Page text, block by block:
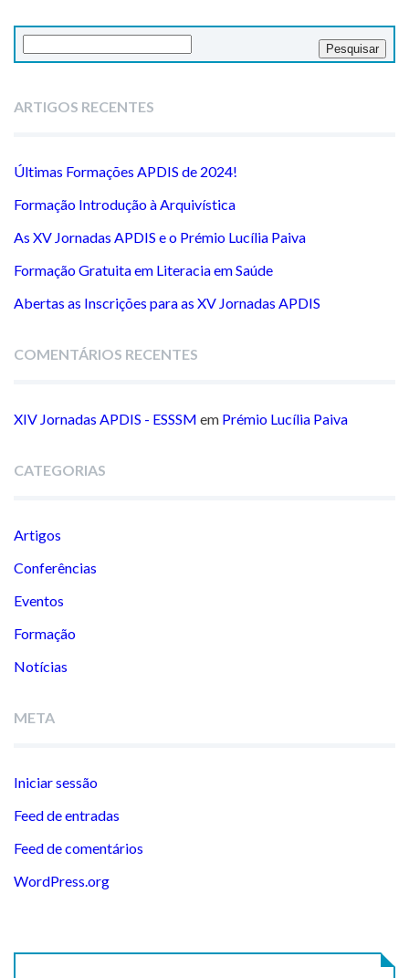
Pesquisar
por:
ARTIGOS RECENTES
Últimas Formações APDIS de 2024!
Formação Introdução à Arquivística
As XV Jornadas APDIS e o Prémio Lucília Paiva
Formação Gratuita em Literacia em Saúde
Abertas as Inscrições para as XV Jornadas APDIS
COMENTÁRIOS RECENTES
XIV Jornadas APDIS - ESSSM em Prémio Lucília Paiva
CATEGORIAS
Artigos
Conferências
Eventos
Formação
Notícias
META
Iniciar sessão
Feed de entradas
Feed de comentários
WordPress.org